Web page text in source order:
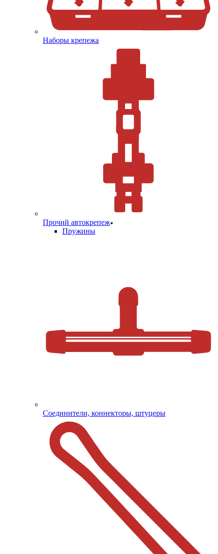
Наборы крепежа
Прочий автокрепеж
Пружины
Соединители, коннекторы, штуцеры